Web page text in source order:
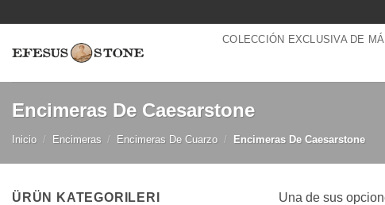
contenido
COLECCIÓN EXCLUSIVA DE
Encimeras De Caesarstone
Inicio / Encimeras / Encimeras De Cuarzo / Encimeras De Caesarstone
ÜRÜN KATEGORILERI Una de sus